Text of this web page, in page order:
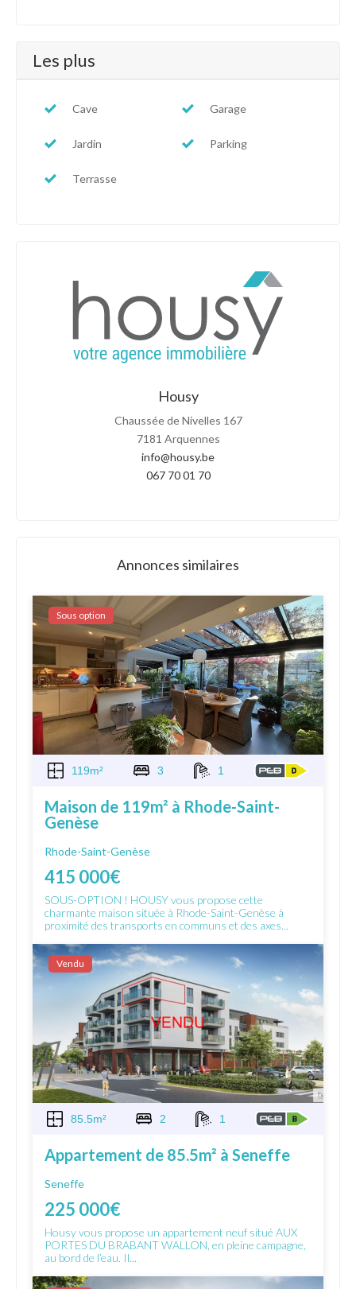
Les plus
Cave Garage
Jardin Parking
Terrasse
Housy
Chaussée de Nivelles 167
7181 Arquennes
info@housy.be
067 70 01 70
Annonces similaires
Sous option
119m² 3 1
Maison de 119m² à Rhode-Saint-
Genèse
Rhode-Saint-Genèse
415 000€
SOUS-OPTION ! HOUSY vous propose cette
charmante maison située à Rhode-Saint-Genèse à
proximité des transports en communs et des axes...
Vendu
85.5m² 2 1
Appartement de 85.5m² à Seneffe
Seneffe
225 000€
Housy vous propose un appartement neuf situé AUX
PORTES DU BRABANT WALLON, en pleine campagne,
au bord de l’eau. Il...